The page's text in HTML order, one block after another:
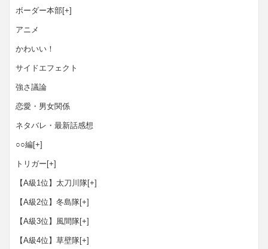
ボーダー本部[+]
アニメ
かわいい！
サイドエフェクト
強さ議論
恋愛・男女関係
ネタバレ・最新話感想
○○編[+]
トリガー [+]
【A級1位】太刀川隊[+]
【A級2位】冬島隊[+]
【A級3位】風間隊[+]
【A級4位】草壁隊[+]